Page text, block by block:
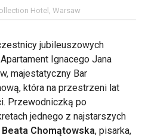
Hotel, Warsaw
jubileuszowych
Ignacego Jana
majestatyczny Bar
która na przestrzeni lat
Przewodniczką po
jednego z najstarszych
Beata Chomątowska, pisarka,